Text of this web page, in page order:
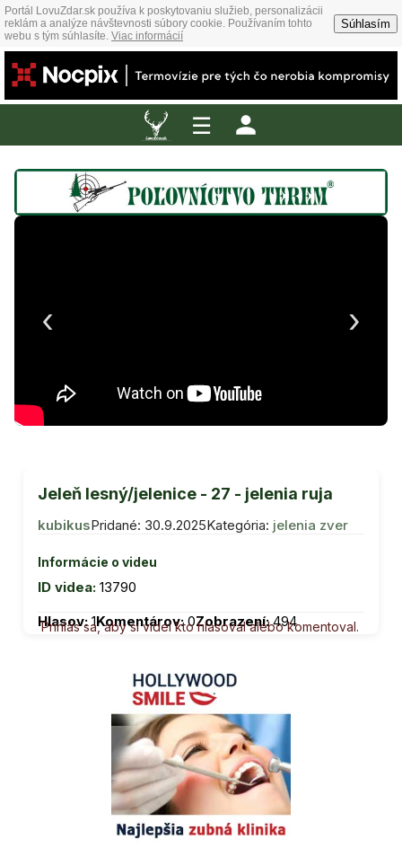
Portál LovuZdar.sk používa k poskytovaniu služieb, personalizácii
reklám a analýze návštevnosti súbory cookie. Používaním tohto
webu s tým súhlasíte. Viac informácií
Súhlasím
☰
‹ ›
Jeleň lesný/jelenice - 27 - jelenia ruja
kubikusPridané: 30.9.2025Kategória: jelenia zver
Informácie o videu
ID videa: 13790
Hlasov: 1Komentárov:0Zobrazení:494
Prihlás sa, aby si videl kto hlasoval alebo komentoval.